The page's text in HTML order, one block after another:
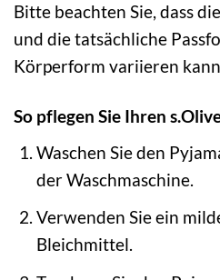
Bitte beachten Sie, dass
und die tatsächliche
Körperform variieren
So pflegen Sie Ihren
Waschen Sie den
der Waschmaschine.
Verwenden Sie ein
Bleichmittel.